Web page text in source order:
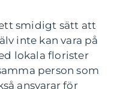
smidigt sätt att
inte kan vara på
lokala florister
person som
ansvarar för